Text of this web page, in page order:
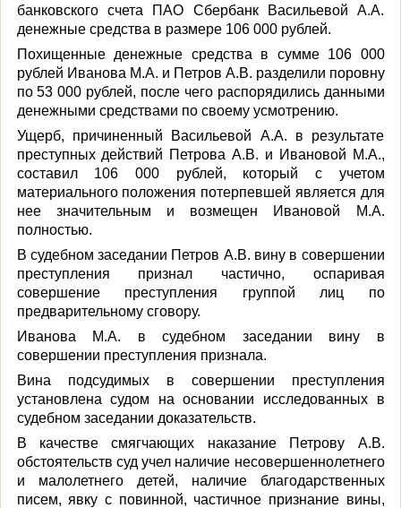
банковского счета ПАО Сбербанк Васильевой А.А.
денежные средства в размере 106 000 рублей.
Похищенные денежные средства в сумме 106 000
рублей Иванова М.А. и Петров А.В. разделили поровну
по 53 000 рублей, после чего распорядились данными
денежными средствами по своему усмотрению.
Ущерб, причиненный Васильевой А.А. в результате
преступных действий Петрова А.В. и Ивановой М.А.,
составил 106 000 рублей, который с учетом
материального положения потерпевшей является для
нее значительным и возмещен Ивановой М.А.
полностью.
В судебном заседании Петров А.В. вину в совершении
преступления признал частично, оспаривая
совершение преступления группой лиц по
предварительному сговору.
Иванова М.А. в судебном заседании вину в
совершении преступления признала.
Вина подсудимых в совершении преступления
установлена судом на основании исследованных в
судебном заседании доказательств.
В качестве смягчающих наказание Петрову А.В.
обстоятельств суд учел наличие несовершеннолетнего
и малолетнего детей, наличие благодарственных
писем, явку с повинной, частичное признание вины,